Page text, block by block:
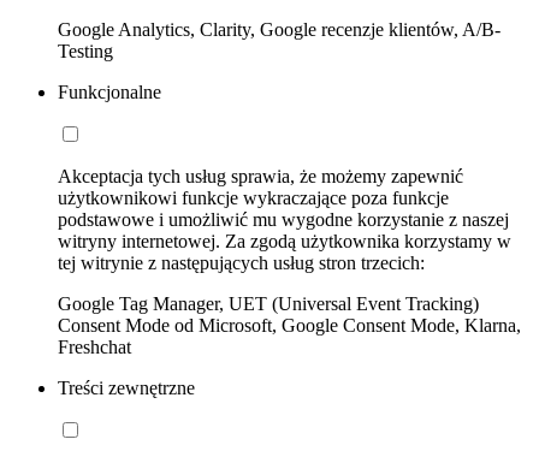
Google Analytics, Clarity, Google recenzje klientów, A/B-
Testing
Funkcjonalne
Akceptacja tych usług sprawia, że możemy zapewnić
użytkownikowi funkcje wykraczające poza funkcje
podstawowe i umożliwić mu wygodne korzystanie z naszej
witryny internetowej. Za zgodą użytkownika korzystamy w
tej witrynie z następujących usług stron trzecich:
Google Tag Manager, UET (Universal Event Tracking)
Consent Mode od Microsoft, Google Consent Mode, Klarna,
Freshchat
Treści zewnętrzne